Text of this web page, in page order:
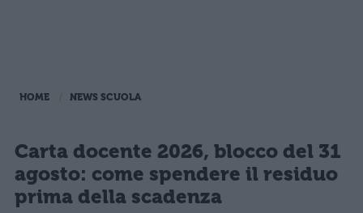
HOME NEWS SCUOLA
Carta docente 2026, blocco del 31
agosto: come spendere il residuo
prima della scadenza